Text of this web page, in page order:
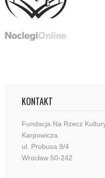
KONTAKT
Fundacja Na Rzecz
Karpowicza
ul. Probusa 9/4
Wrocław 50-242